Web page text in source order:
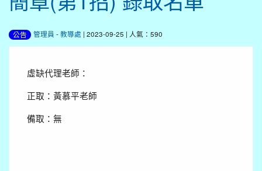
公告 管理員 -教導處 | 2023-09-25 | 人氣：590
虛缺代理老師：
正取：黃慕平老師
備取：無